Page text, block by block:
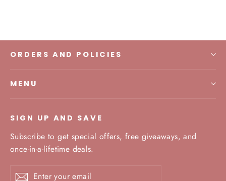
ORDERS AND POLICIES
MENU
SIGN UP AND SAVE
Subscribe to get special offers, free giveaways, and
once-in-a-lifetime deals.
Enter
Subscribe